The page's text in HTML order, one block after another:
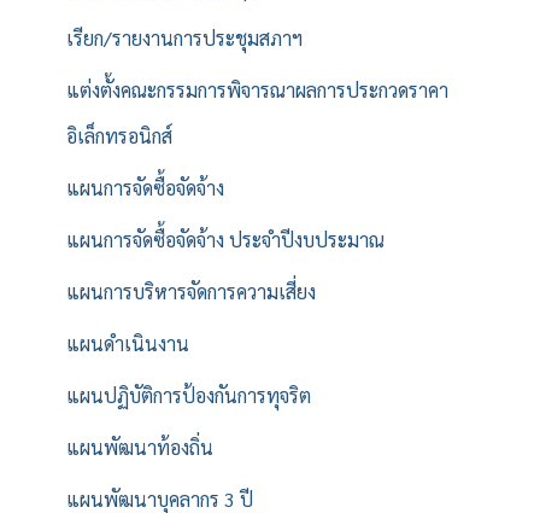
เรียก/รายงานการประชุมสภาฯ
แต่งตั้งคณะกรรมการพิจารณาผลการประกวดราคา
อิเล็กทรอนิกส์
แผนการจัดซื้อจัดจ้าง
แผนการจัดซื้อจัดจ้าง ประจำปีงบประมาณ
แผนการบริหารจัดการความเสี่ยง
แผนดำเนินงาน
แผนปฏิบัติการป้องกันการทุจริต
แผนพัฒนาท้องถิ่น
แผนพัฒนาบุคลากร 3 ปี